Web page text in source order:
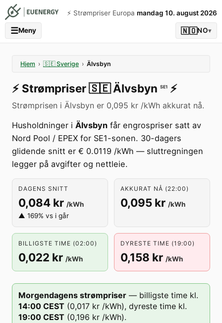
⚡️ Strømpriser Europa mandag 10. august 2026
☰Meny 🇳🇴NO▾
Hjem › 🇸🇪 Sverige › Älvsbyn
⚡️ Strømpriser🇸🇪 Älvsbyn SE1 ⚡️
Strømprisen i Älvsbyn er 0,095 kr /kWh akkurat nå.
Husholdninger i Älvsbyn får engrospriser satt av
Nord Pool / EPEX for SE1-sonen. 30-dagers
glidende snitt er € 0.0119 /kWh — sluttregningen
legger på avgifter og nettleie.
DAGENS SNITT
0,084 kr /kWh
▲ 169% vs i går
AKKURAT NÅ (22:00)
0,095 kr /kWh
BILLIGSTE TIME (02:00)
0,022 kr /kWh
DYRESTE TIME (19:00)
0,158 kr /kWh
Morgendagens strømpriser — billigste time kl.
14:00 CEST (0,017 kr /kWh), dyreste time kl.
19:00 CEST (0,196 kr /kWh).